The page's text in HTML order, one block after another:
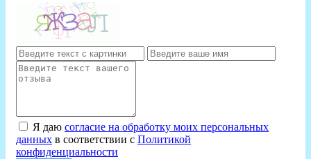
Я даю согласие на обработку моих персональных
данных в соответствии с Политикой
конфиденциальности